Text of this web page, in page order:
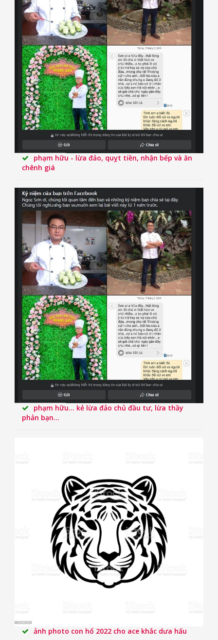
phạm hữu - lừa đảo, quỵt tiền, nhận bếp và ăn
chênh giá
phạm hữu... kẻ lừa đảo chủ đầu tư, lừa thầy
phản bạn...
ảnh photo con hổ 2022 cho ace khắc dưa hấu